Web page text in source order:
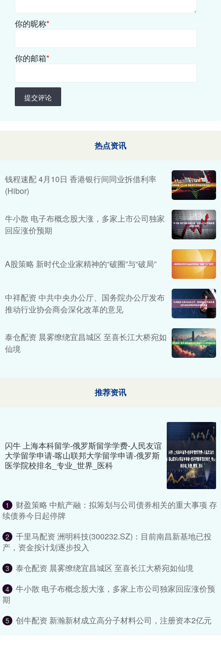
你的昵称*
你的邮箱*
提交评论
热点资讯
钱程速配 4月10日 香港银行间同业拆借利率
(Hibor)
牛小散 电子布概念股大涨，多家上市公司独家
回应涨价预期
A股策略 新时代企业家精神的“破圈”与“破局”
中祥配资 中共中央办公厅、国务院办公厅发布
推动行业协会商会深化改革的意见
泰仓配资 晨雾缭绕宜昌城区 至喜长江大桥宛如
仙境
推荐资讯
闪牛 上海本科留学-俄罗斯留学学费-人民友谊
大学留学申请-喀山联邦大学留学申请-俄罗斯
医学院校排名_专业_世界_医科
1
财盈策略 中航产融：拟筹划与公司债券相关的重大事项 存
续债券今日起停牌
2
千里马配资 洲明科技(300232.SZ)：目前南昌新基地已投
产，资金按计划逐步投入
3 泰仓配资 晨雾缭绕宜昌城区 至喜长江大桥宛如仙境
4
牛小散 电子布概念股大涨，多家上市公司独家回应涨价预
期
5 创牛配资 新瀚新材成立高分子材料公司，注册资本2亿元